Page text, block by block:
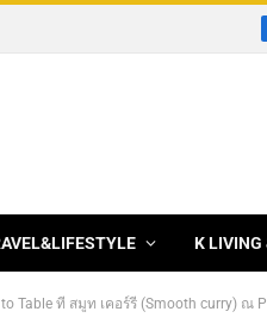
K LIVING
รี่ (Smooth curry) ณ Plaza Athenee Bangkok,